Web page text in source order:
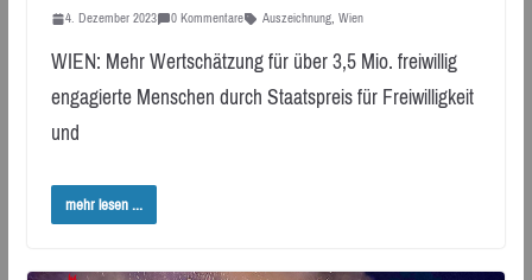
4. Dezember 2023 0 Kommentare Auszeichnung, Wien
WIEN: Mehr Wertschätzung für über 3,5 Mio. freiwillig
engagierte Menschen durch Staatspreis für Freiwilligkeit
und
mehr lesen ...